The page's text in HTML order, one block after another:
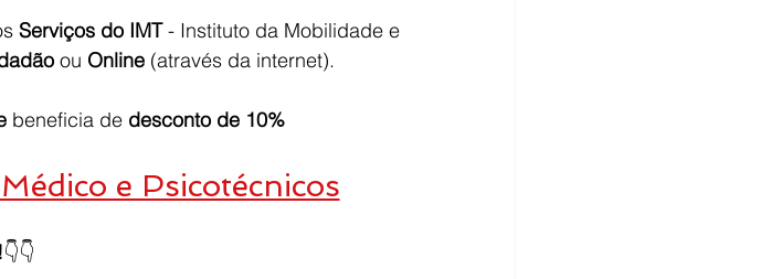
Serviços do IMT - Instituto da Mobilidade e
ou Online (através da internet).
beneficia de desconto de 10%
e Psicotécnicos
👇👇